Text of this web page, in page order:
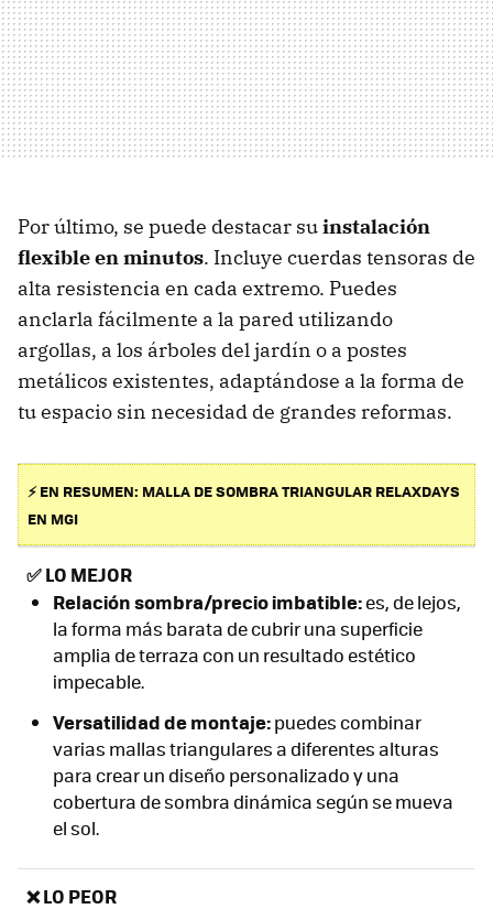
Por último, se puede destacar suinstalación
flexible en minutos. Incluye cuerdas tensoras de
alta resistencia en cada extremo. Puedes
anclarla fácilmente a la pared utilizando
argollas, a los árboles del jardín o a postes
metálicos existentes, adaptándose a la forma de
tu espacio sin necesidad de grandes reformas.
⚡ EN RESUMEN: MALLA DE SOMBRA TRIANGULAR RELAXDAYS
EN MGI
✅LO MEJOR
Relación sombra/precio imbatible:es, de lejos,
la forma más barata de cubrir una superficie
amplia de terraza con un resultado estético
impecable.
Versatilidad de montaje:puedes combinar
varias mallas triangulares a diferentes alturas
para crear un diseño personalizado y una
cobertura de sombra dinámica según se mueva
el sol.
❌ LO PEOR